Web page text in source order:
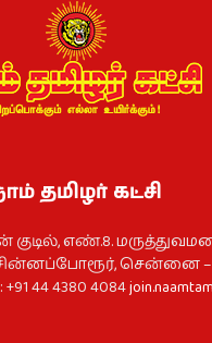
தமிழர் கட்சி
குடில், எண்.8.
சென்னை –
44 4380 4084